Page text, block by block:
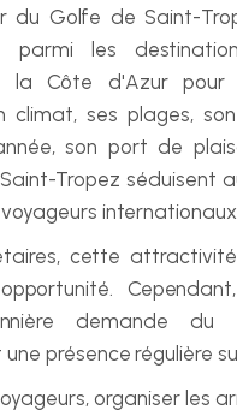
du Golfe de Saint-
parmi les
la Côte d'Azur pour
climat, ses plages,
son port de
Tropez séduisent
cette
demande du
présence régulière
organiser les